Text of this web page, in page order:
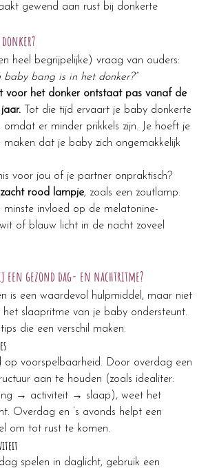
gewend aan rust bij donkerte
heel begrijpelijke) vraag van ouders:
bang is in het donker?”
voor het donker ontstaat pas vanaf de
Tot die tijd ervaart je baby donkerte
omdat er minder prikkels zijn. Je hoeft je
maken dat je baby zich ongemakkelijk
voor jou of je partner onpraktisch?
zacht rood lampje, zoals een zoutlamp.
invloed op de melatonine-
of blauw licht in de nacht zoveel
een gezond dag- en nachtritme?
is een waardevol hulpmiddel, maar niet
slaapritme van je baby ondersteunt.
die een verschil maken:
op voorspelbaarheid. Door overdag een
aan te houden (zoals idealiter:
→ activiteit → slaap), weet het
Overdag en ’s avonds helpt een
om tot rust te komen.
spelen in daglicht, gebruik een